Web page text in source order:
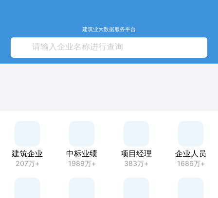
建筑业大数据服务平台
建筑企业
207万+
中标业绩
1989万+
项目经理
383万+
企业人员
1686万+